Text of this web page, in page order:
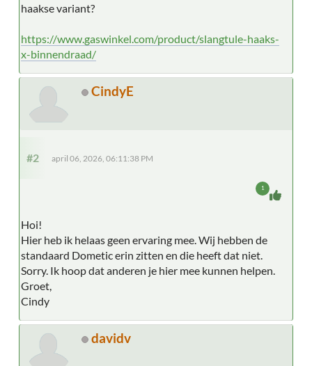
haakse variant?
https://www.gaswinkel.com/product/slangtule-haaks-
x-binnendraad/
CindyE
#2 april 06, 2026, 06:11:38 PM
Hoi!
Hier heb ik helaas geen ervaring mee. Wij hebben de
standaard Dometic erin zitten en die heeft dat niet.
Sorry. Ik hoop dat anderen je hier mee kunnen helpen.
Groet,
Cindy
1
davidv